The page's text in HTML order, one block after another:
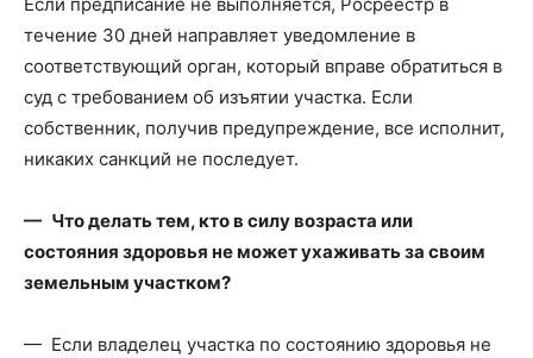
течение 30 дней направляет уведомление в
соответствующий орган, который вправе обратиться в
суд с требованием об изъятии участка. Если
собственник, получив предупреждение, все исполнит,
никаких санкций не последует.
— Что делать тем, кто в силу возраста или
состояния здоровья не может ухаживать за своим
земельным участком?
— Если владелец участка по состоянию здоровья не